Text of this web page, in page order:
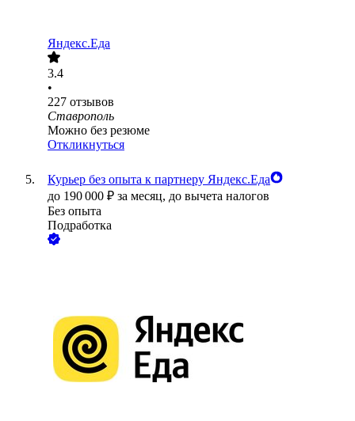
Яндекс.Еда
3.4
•
227 отзывов
Ставрополь
Можно без резюме
Откликнуться
Курьер без опыта к партнеру Яндекс.Еда
до 190 000 ₽ за месяц, до вычета налогов
Без опыта
Подработка